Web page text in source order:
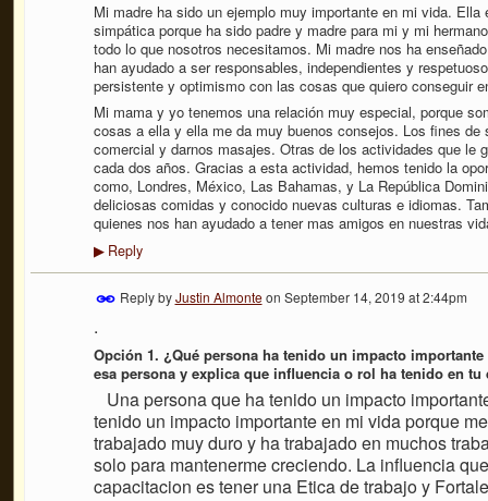
Mi madre ha sido un ejemplo muy importante en mi vida.
simpática porque ha sido padre y madre para mi y mi
todo lo que nosotros necesitamos. Mi madre nos ha
han ayudado a ser responsables, independientes y
persistente y optimismo con las cosas que quiero conseguir
Mi mama y yo tenemos una relación muy especial, porque
cosas a ella y ella me da muy buenos consejos. Los fines
comercial y darnos masajes. Otras de los actividades que le
cada dos años. Gracias a esta actividad, hemos tenido la
como, Londres, México, Las Bahamas, y La República
deliciosas comidas y conocido nuevas culturas e idiomas.
quienes nos han ayudado a tener mas amigos en nuestras
▶Reply
Reply byJustin Almonteon September 14, 2019 at 2:44pm
.
Opción 1. ¿Qué persona ha tenido un impacto
esa persona y explica que influencia o rol ha tenido en
Una personaque ha tenido un impacto
tenido un impacto importante en mi vida porque
trabajado muy duro y ha trabajado en muchos
solo para mantenerme creciendo. La influencia
capacitacion es tener una Etica de trabajo y